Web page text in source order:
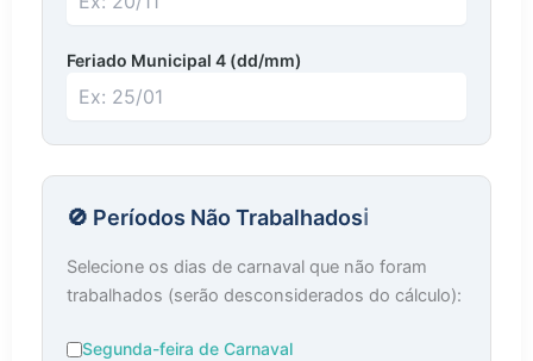
Feriado Municipal 4 (dd/mm)
Quarto feriado municipal no formato dia/mês
🚫 Períodos Não Trabalhadosℹ️
Selecione os dias de carnaval que não foram
trabalhados (serão desconsiderados do cálculo):
Segunda-feira de Carnaval